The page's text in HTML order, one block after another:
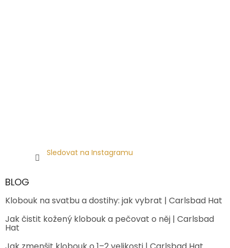
Sledovat na Instagramu
BLOG
Klobouk na svatbu a dostihy: jak vybrat | Carlsbad Hat
Jak čistit kožený klobouk a pečovat o něj | Carlsbad
Hat